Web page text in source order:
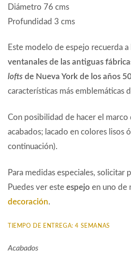
Diámetro 76 cms
Profundidad 3 cms
Este modelo de espejo recuerda a
ventanales de las antiguas
lofts de Nueva York de los años
características más emblemáticas
Con posibilidad de hacer el
acabados; lacado en colores lisos
continuación).
Para medidas especiales, solicitar
Puedes ver este espejo en uno de
decoración.
TIEMPO DE ENTREGA: 4 SEMANAS
Acabados